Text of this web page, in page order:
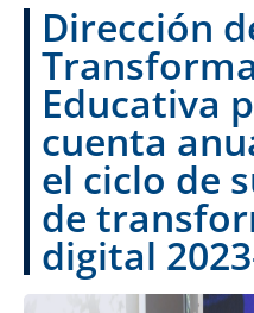
Dirección
Educativa
cuenta
el ciclo de
de
digital